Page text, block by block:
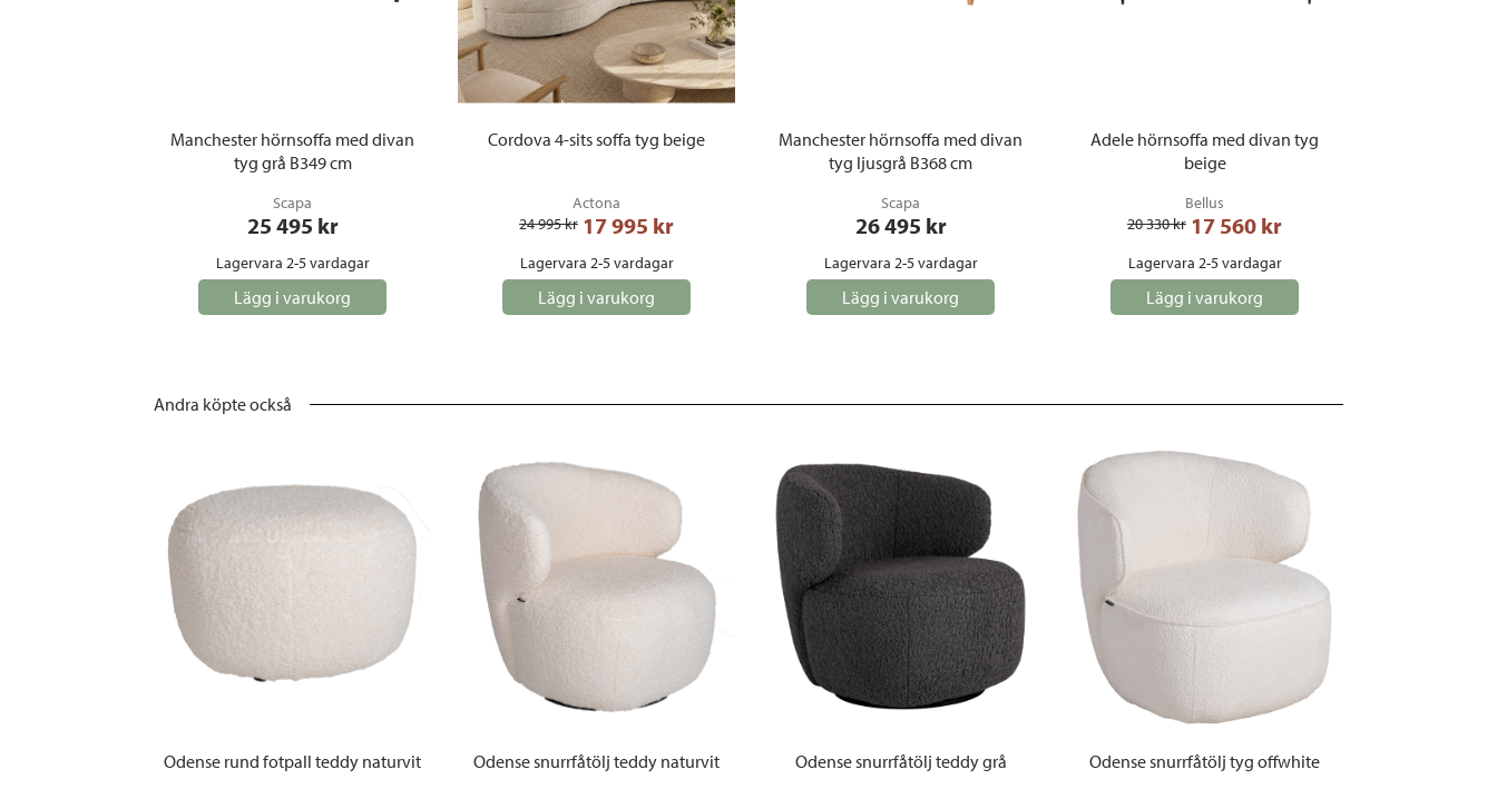
Manchester hörnsoffa med divan
tyg grå B349 cm
Scapa
25 495 kr
Lagervara 2-5 vardagar
Lägg i varukorg
Cordova 4-sits soffa tyg beige
Actona
24 995 kr 17 995 kr
Lagervara 2-5 vardagar
Lägg i varukorg
Manchester hörnsoffa med divan
tyg ljusgrå B368 cm
Scapa
26 495 kr
Lagervara 2-5 vardagar
Lägg i varukorg
Adele hörnsoffa med divan tyg
beige
Bellus
20 330 kr 17 560 kr
Lagervara 2-5 vardagar
Lägg i varukorg
Andra köpte också
Odense rund fotpall teddy naturvit Odense snurrfåtölj teddy naturvit Odense snurrfåtölj teddy grå Odense snurrfåtölj tyg offwhite